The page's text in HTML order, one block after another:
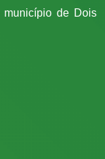
município de Dois